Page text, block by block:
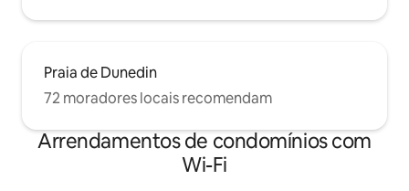
Praia de Dunedin
72 moradores locais recomendam
Arrendamentos de condomínios com
Wi-Fi